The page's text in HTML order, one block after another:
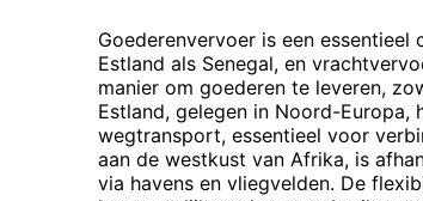
Goederenvervoer is een
Estland als Senegal, en
manier om goederen te leveren,
Estland, gelegen in Noord-
wegtransport, essentieel voor
aan de westkust van Afrika, is
via havens en vliegvelden. De